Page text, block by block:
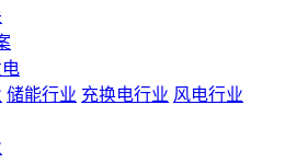
储能行业 充换电行业 风电行业